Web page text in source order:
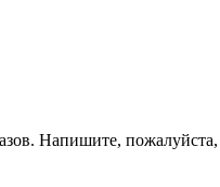
Напишите,